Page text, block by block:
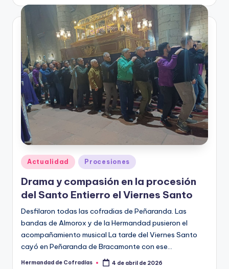
por
Publicado
en
Actualidad Procesiones
Drama y compasión en la procesión
del Santo Entierro el Viernes Santo
bandas de Almorox y de la Hermandad pusieron el
acompañamiento musical La tarde del Viernes Santo
cayó en Peñaranda de Bracamonte con ese…